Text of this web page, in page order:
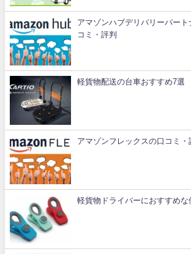
アマゾンハブデリバリーパート
コミ・評判
軽貨物配送の台車おすすめ7選
アマゾンフレックスの口コミ・
軽貨物ドライバーにおすすめな